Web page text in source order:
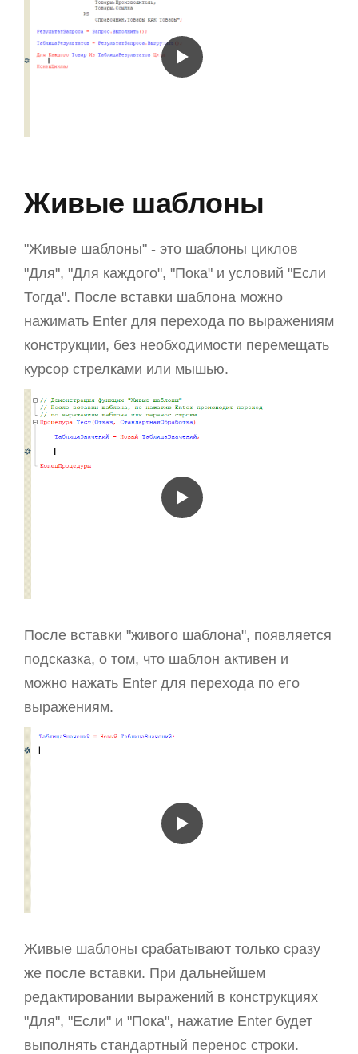
Живые шаблоны
"Живые шаблоны" - это шаблоны циклов
"Для", "Для каждого", "Пока" и условий "Если
Тогда". После вставки шаблона можно
нажимать Enter для перехода по выражениям
конструкции, без необходимости перемещать
курсор стрелками или мышью.
После вставки "живого шаблона", появляется
подсказка, о том, что шаблон активен и
можно нажать Enter для перехода по его
выражениям.
Живые шаблоны срабатывают только сразу
же после вставки. При дальнейшем
редактировании выражений в конструкциях
"Для", "Если" и "Пока", нажатие Enter будет
выполнять стандартный перенос строки.